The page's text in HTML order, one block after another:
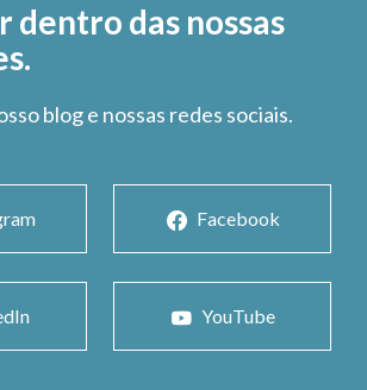
dentro das nossas
blog e nossas redes sociais.
Facebook
YouTube